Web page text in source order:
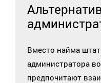
Вместо найма
администратора
предпочитают